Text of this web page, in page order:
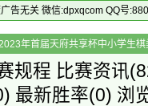
告无关 微信:dpxqcom QQ号
卡 - 2023年首届天府共
规程 比赛资讯
最新胜率(0) 浏